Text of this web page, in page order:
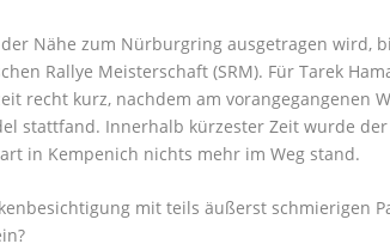
Nähe zum Nürburgring ausgetragen wird,
Rallye Meisterschaft (SRM). Für Tarek
recht kurz, nachdem am vorangegangenen
stattfand. Innerhalb kürzester Zeit wurde
in Kempenich nichts mehr im Weg stand.
mit teils äußerst schmierigen